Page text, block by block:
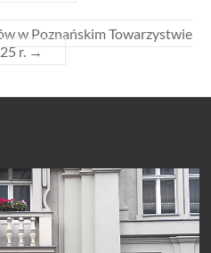
w Poznańskim Towarzystwie
r. →